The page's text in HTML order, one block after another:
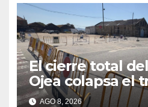
El cierre total
Ojea colapsa el
Cangas
AGO 8, 2026